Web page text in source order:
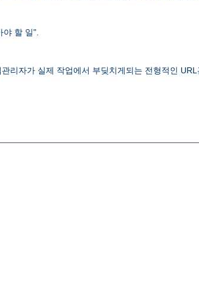
야 할 일".
리자가 실제 작업에서 부딪치게되는 전형적인